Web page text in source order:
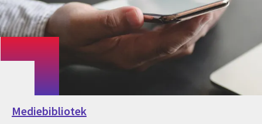
Mediebibliotek